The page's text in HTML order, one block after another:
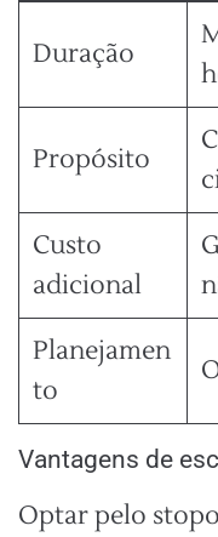
Duração
Propósito
Custo
adicional
Planejamen
to
Vantagens de
Optar pelo